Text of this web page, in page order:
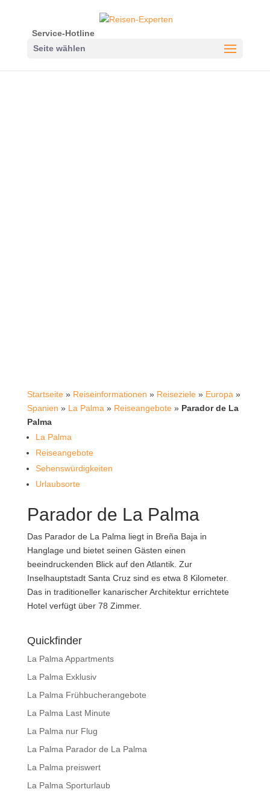
Service-Hotline
Seite wählen
Startseite» Reiseinformationen » Reiseziele» Europa »
Spanien » La Palma » Reiseangebote» Parador de La
Palma
La Palma
Reiseangebote
Sehenswürdigkeiten
Urlaubsorte
Parador de La Palma
Das Parador de La Palma liegt in Breña Baja in
Hanglage und bietet seinen Gästen einen
beeindruckenden Blick auf den Atlantik. Zur
Inselhauptstadt Santa Cruz sind es etwa 8 Kilometer.
Das in traditioneller kanarischer Architektur errichtete
Hotel verfügt über 78 Zimmer.
Quickfinder
La Palma Appartments
La Palma Exklusiv
La Palma Frühbucherangebote
La Palma Last Minute
La Palma nur Flug
La Palma Parador de La Palma
La Palma preiswert
La Palma Sporturlaub